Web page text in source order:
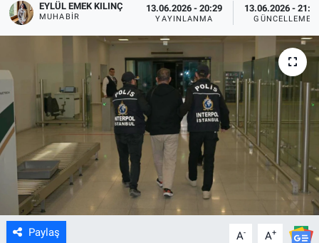
EYLÜL EMEK KILINÇ
MUHABIR
13.06.2026 - 20:29
YAYINLANMA
13.06.2026 -
GÜNCELLEME
Paylaş A- A+